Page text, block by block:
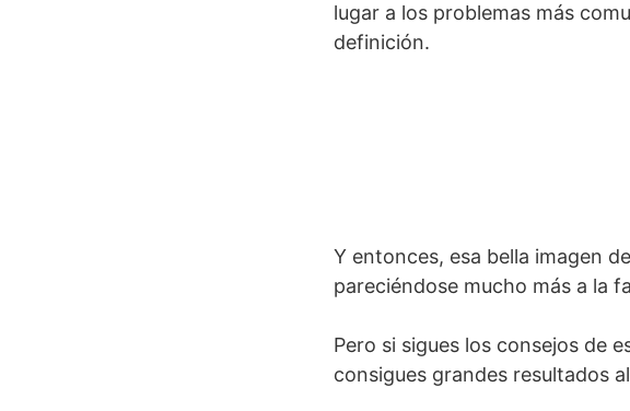
lugar a los problemas más
definición.
Y entonces, esa bella imagen
pareciéndose mucho más a la
Pero si sigues los consejos de
consigues grandes resultados